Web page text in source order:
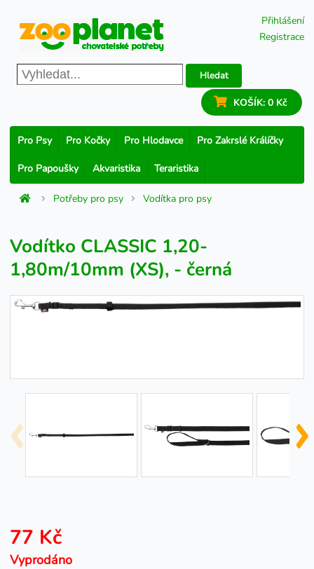
Přihlášení
Registrace
Hledat
KOŠÍK: 0 Kč
Pro Psy Pro Kočky Pro Hlodavce Pro Zakrslé Králíčky
Pro Papoušky Akvaristika Teraristika
Potřeby pro psy Vodítka pro psy
Vodítko CLASSIC 1,20-
1,80m/10mm (XS), - černá
77 Kč
Vyprodáno